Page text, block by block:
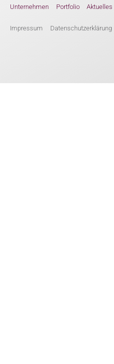
Unternehmen Portfolio Aktuelles
Impressum Datenschutzerklärung